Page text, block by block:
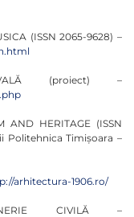
(ISSN 2065-9628) –
(proiect) –
AND HERITAGE (ISSN
Politehnica Timișoara –
arhitectura-1906.ro/
CIVILĂ –